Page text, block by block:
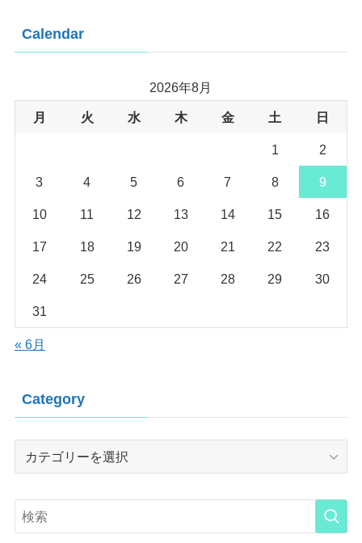
Calendar
2026年8月
月 火 水 木 金 土 日
1 2
3 4 5 6 7 8 9
10 11 12 13 14 15 16
17 18 19 20 21 22 23
24 25 26 27 28 29 30
31
« 6月
Category
Category